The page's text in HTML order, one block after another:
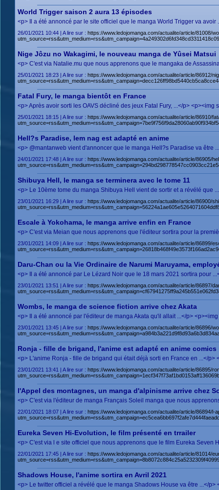
World Trigger saison 2 aura 13 épisodes
<p> Il a été annoncé par le site officiel que le manga World Trigger va
26/01/2021 10:44 | A lire sur : https://www.ledojomanga.com/actualite/article/81008/
Nige Jôzu no Wakagimi, le nouveau manga de Yûsei Matsui
<p> C'est via Natalie.mu que nous apprenons que le mangaka de
25/01/2021 18:23 | A lire sur : https://www.ledojomanga.com/actualite/article/86912/
Fatal Fury, le manga bientôt en France
<p> Après avoir sorti les OAVS décliné des jeux Fatal Fury, ...</p>
25/01/2021 18:15 | A lire sur : https://www.ledojomanga.com/actualite/article/86910/
Hell?s Paradise, lem nag est adapté en anime
<p> @mantanweb vient d'annoncer que le manga Hell?s Paradise va être
24/01/2021 17:48 | A lire sur : https://www.ledojomanga.com/actualite/article/86905/
Shibuya Hell, le manga se terminera avec le tome 11
<p> Le 10ème tome du manga Shibuya Hell vient de sortir et a révélé que
23/01/2021 16:29 | A lire sur : https://www.ledojomanga.com/actualite/article/86900/
Escale à Yokohama, le manga arrive enfin en France
<p> C'est via Meian que nous apprenons que l'éditeur sortira pour la
23/01/2021 14:09 | A lire sur : https://www.ledojomanga.com/actualite/article/86899/
Daru-Chan ou la Vie Ordinaire de Narumi Maruyama,
<p> Il a été annoncé par Le Lézard Noir que le 18 mars 2021 sortira pour
23/01/2021 13:51 | A lire sur : https://www.ledojomanga.com/actualite/article/86897/
Wombs, le manga de science fiction arrive chez Akata
<p> Il a été annoncé par l'éditeur de manga Akata qu'il allait ...</p>
23/01/2021 13:45 | A lire sur : https://www.ledojomanga.com/actualite/article/86896/
Ronja - fille de brigand, l'anime est adapté en anime comics
<p> L'anime Ronja - fille de brigand qui était déjà sorti en France en ...</
23/01/2021 13:41 | A lire sur : https://www.ledojomanga.com/actualite/article/86895/
l'Appel des montagnes, un manga d'alpinisme arrive chez
<p> C'est via l'éditeur de manga Français Soleil manga que nous
22/01/2021 18:07 | A lire sur : https://www.ledojomanga.com/actualite/article/86894/
Eureka Seven Hi-Evolution, le film présenté en trrailer
<p> C'est via l e site officiel que nous apprenons que le film Eureka Seven
22/01/2021 17:45 | A lire sur : https://www.ledojomanga.com/actualite/article/81014/
Shadows House, l'anime sortira en Avril 2021
<p> Le twitter officiel a révélé que le manga Shadows House va être ...</